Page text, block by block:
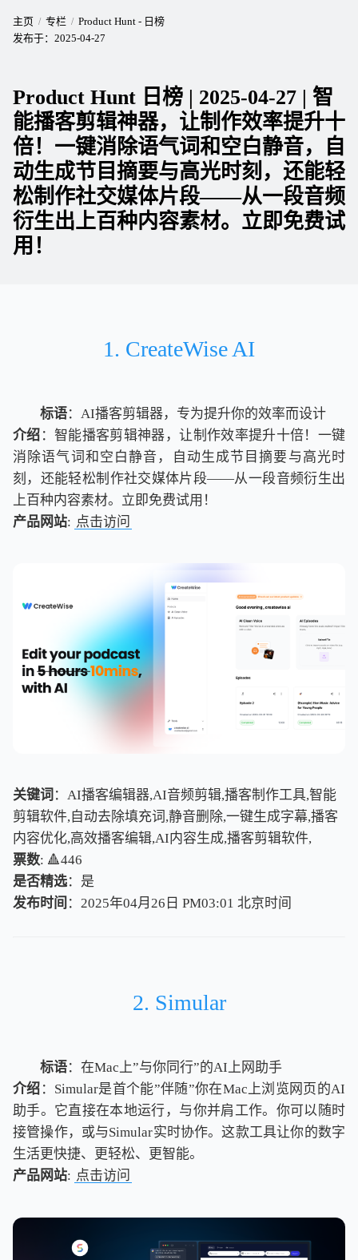
主页 专栏
Product Hunt - 日榜
发布于： 2025-04-27
Product Hunt 日榜 | 2025-04-27 | 智
能播客剪辑神器，让制作效率提升十
倍！一键消除语气词和空白静音，自
动生成节目摘要与高光时刻，还能轻
松制作社交媒体片段——从一段音频
衍生出上百种内容素材。立即免费试
用！
1. CreateWise AI
标语：AI播客剪辑器，专为提升你的效率而设计
介绍 ：智能播客剪辑神器，让制作效率提升十倍！一键
消除语气词和空白静音，自动生成节目摘要与高光时
刻，还能轻松制作社交媒体片段——从一段音频衍生出
上百种内容素材。立即免费试用！
产品网站: 点击访问
关键词 ：AI播客编辑器,AI音频剪辑,播客制作工具,智能
剪辑软件,自动去除填充词,静音删除,一键生成字幕,播客
内容优化,高效播客编辑,AI内容生成,播客剪辑软件,
票数: 🔺446
是否精选：是
发布时间 ：2025年04月26日 PM03:01 北京时间
北京时间
2. Simular
标语：在Mac上”与你同行”的AI上网助手
介绍 ：Simular是首个能”伴随”你在Mac上浏览网页的AI
助手。它直接在本地运行，与你并肩工作。你可以随时
接管操作，或与Simular实时协作。这款工具让你的数字
生活更快捷、更轻松、更智能。
产品网站: 点击访问